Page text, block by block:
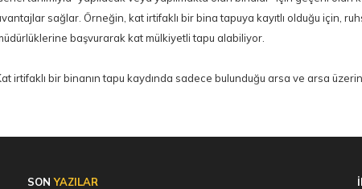
sağlar. Örneğin, kat irtifaklı bir bina tapuya kayıtlı olduğu için,
başvurarak kat mülkiyetli tapu alabiliyor.
SON YAZILAR